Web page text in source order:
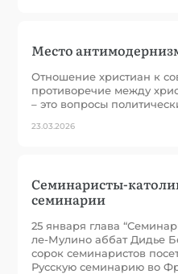
Место
Отношение христиан к
противоречие между
– это вопросы
23.03.2026
Семинаристы-
семинарии
25 января глава
ле-Мулино аббат Дидье
сорок семинаристов
Русскую семинарию во